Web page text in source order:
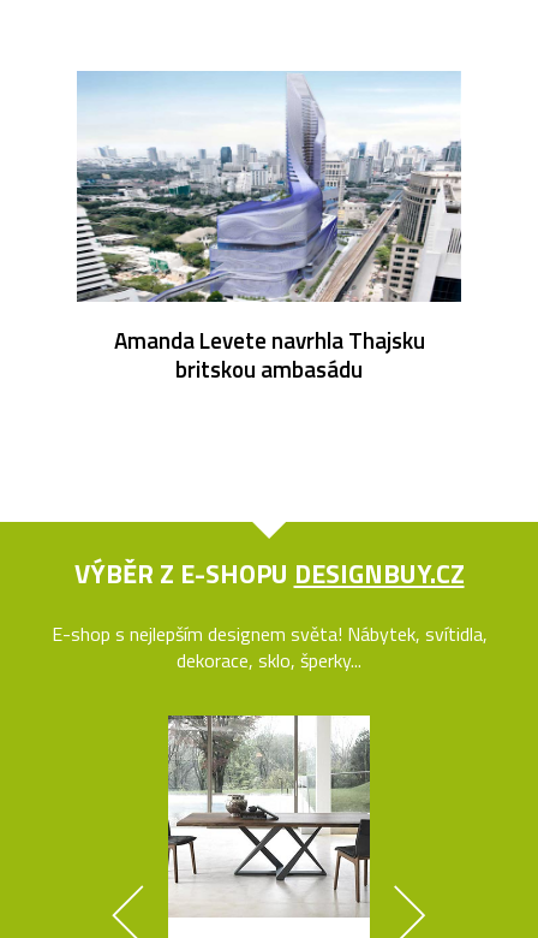
Amanda Levete navrhla Thajsku
britskou ambasádu
VÝBĚR Z E-SHOPU DESIGNBUY.CZ
E-shop s nejlepším designem světa! Nábytek, svítidla,
dekorace, sklo, šperky...